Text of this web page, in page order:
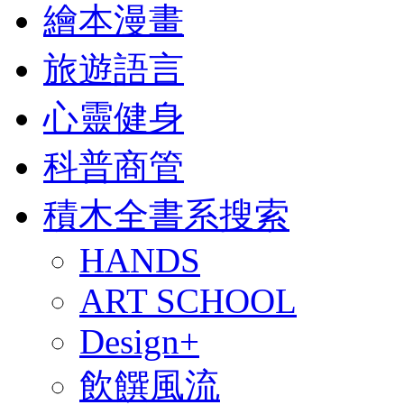
繪本漫畫
旅遊語言
心靈健身
科普商管
積木全書系搜索
HANDS
ART SCHOOL
Design+
飲饌風流